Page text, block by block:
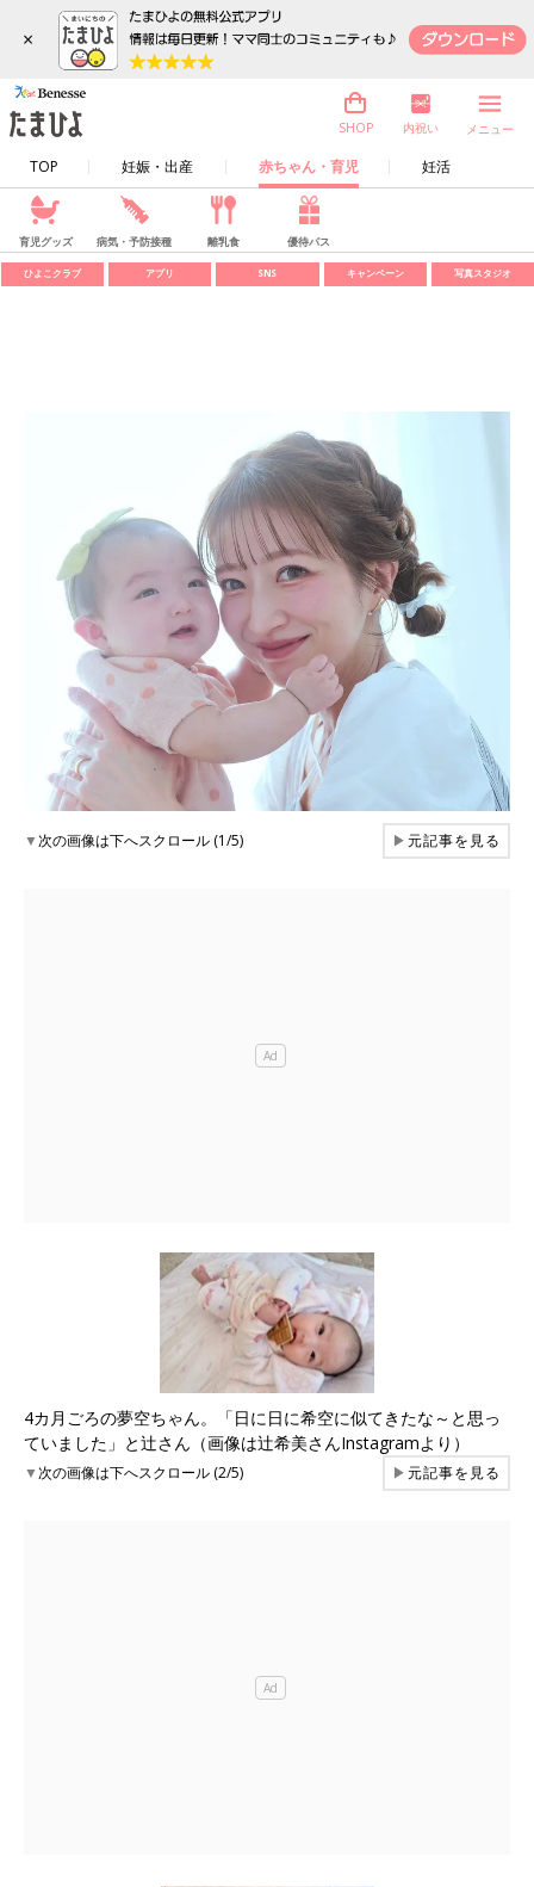
×
TOP 妊娠・出産 赤ちゃん・育児 妊活
SHOP 内祝い メニュー
育児グッズ 病気・予防接種 離乳食 優待パス
ひよこクラブ アプリ SNS キャンペーン 写真スタジオ
▼次の画像は下へスクロール (1/5) ▶元記事を見る
4カ月ごろの夢空ちゃん。「日に日に希空に似てきたな～と思っ
ていました」と辻さん（画像は辻希美さんInstagramより）
▼次の画像は下へスクロール (2/5) ▶元記事を見る